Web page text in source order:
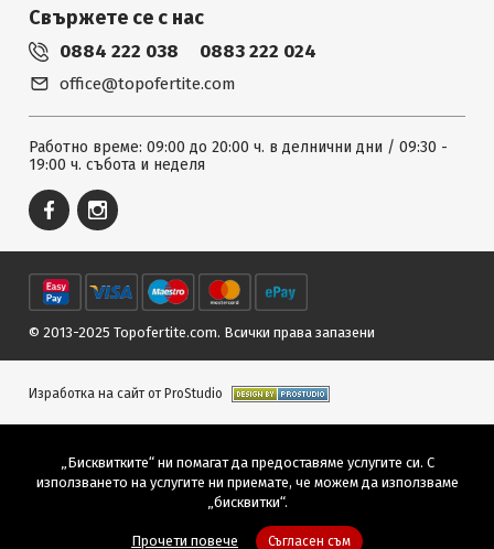
Свържете се с нас
0884 222 038 0883 222 024
office@topofertite.com
Работно време: 09:00 до 20:00 ч. в делнични дни / 09:30 -
19:00 ч. събота и неделя
© 2013-2025 Topofertite.com. Всички права запазени
Изработка на сайт от ProStudio
„Бисквитките“ ни помагат да предоставяме услугите си. С
използването на услугите ни приемате, че можем да използваме
„бисквитки“.
Прочети повече Съгласен съм